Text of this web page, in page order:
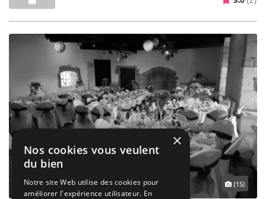
(15)
×
Nos cookies vous veulent
du bien
Notre site Web utilise des cookies pour
améliorer l'expérience utilisateur. En